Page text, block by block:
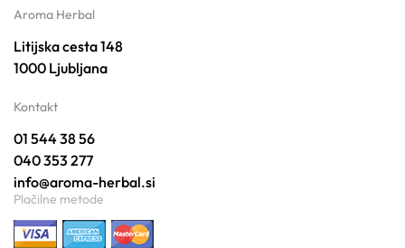
Aroma Herbal
Litijska cesta 148
1000 Ljubljana
Kontakt
01 544 38 56
040 353 277
info@aroma-herbal.si
Plačilne metode